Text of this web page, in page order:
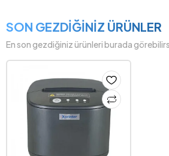
SON GEZDİĞİNİZ ÜRÜNLER
En son gezdiğiniz ürünleri burada